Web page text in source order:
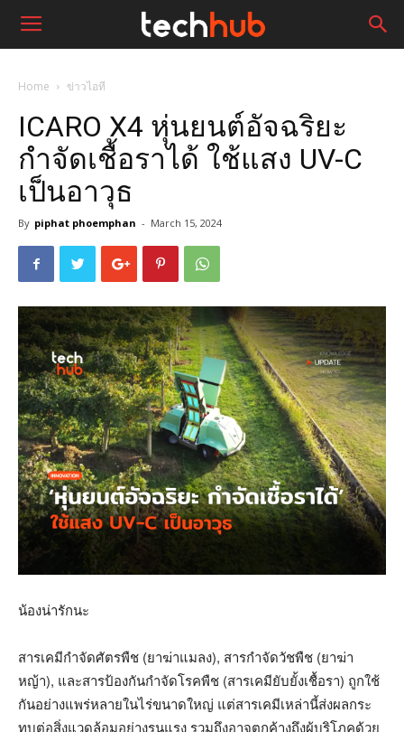
Home ข่าวไอที
ICARO X4 หุ่นยนต์อัจฉริยะ
กำจัดเชื้อราได้ ใช้แสง UV-C
เป็นอาวุธ
By piphat phoemphan - March 15, 2024
น้องน่ารักนะ
สารเคมีกำจัดศัตรพืช (ยาฆ่าแมลง), สารกำจัดวัชพืช (ยาฆ่า
หญ้า), และสารป้องกันกำจัดโรคพืช (สารเคมียับยั้งเชื้อรา) ถูกใช้
กันอย่างแพร่หลายในไร่ขนาดใหญ่ แต่สารเคมีเหล่านี้ส่งผลกระ
ทบต่อสิ่งแวดล้อมอย่างรุนแรง รวมถึงอาจตกค้างถึงผู้บริโภคด้วย